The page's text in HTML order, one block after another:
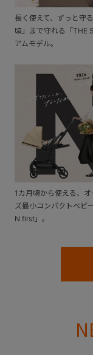
長く使えて、ずっと守
頃」まで守れる「THE
アムモデル。
1カ月頃から使える、
ズ最小コンパクトベビ
N first」。